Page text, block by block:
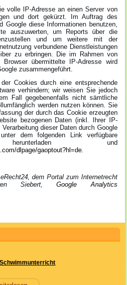
volle IP-Adresse an einen Server von
und dort gekürzt. Im Auftrag des
Google diese Informationen benutzen,
auszuwerten, um Reports über die
und um weitere mit der
verbundene Dienstleistungen
zu erbringen. Die im Rahmen von
übermittelte IP-Adresse wird
zusammengeführt.
Cookies durch eine entsprechende
verhindern; wir weisen Sie jedoch
Fall gegebenenfalls nicht sämtliche
werden nutzen können. Sie
der durch das Cookie erzeugten
bezogenen Daten (inkl. Ihrer IP-
dieser Daten durch Google
dem folgenden Link verfügbare
herunterladen und
dlpage/gaoptout?hl=de.
dem Portal zum Internetrecht
Siebert,Google Analytics